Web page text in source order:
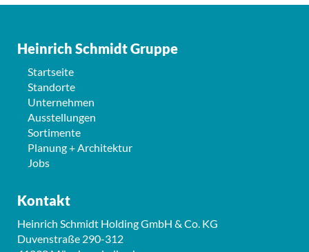
Heinrich Schmidt Gruppe
Startseite
Standorte
Unternehmen
Ausstellungen
Sortimente
Planung + Architektur
Jobs
Kontakt
Heinrich Schmidt Holding GmbH & Co. KG
Duvenstraße 290-312